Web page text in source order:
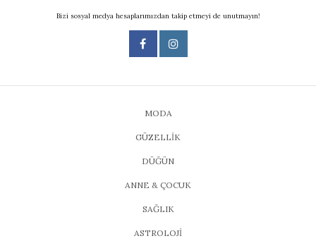
Bizi sosyal medya hesaplarımızdan takip etmeyi de unutmayın!
MODA
GÜZELLİK
DÜĞÜN
ANNE & ÇOCUK
SAĞLIK
ASTROLOJİ